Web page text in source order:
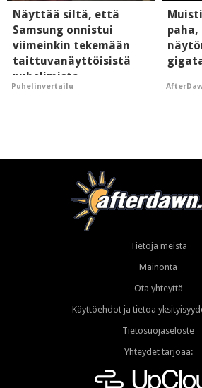
Näyttää siltä, että
Samsung onnistui
viimeinkin tekemään
taittuvanäyttöisistä
puhelimista
supersuosittuja
Puhelinvertailu
Tietoja meistä
Mainonta
Ota yhteyttä
Käyttöehdot ja tietoa
Tietosuojaseloste
Yhteydet tarjoaa: